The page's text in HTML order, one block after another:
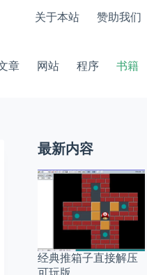
关于本站 赞助我们
章 网站 程序 书籍
最新内容
经典推箱子直接解压
可玩版